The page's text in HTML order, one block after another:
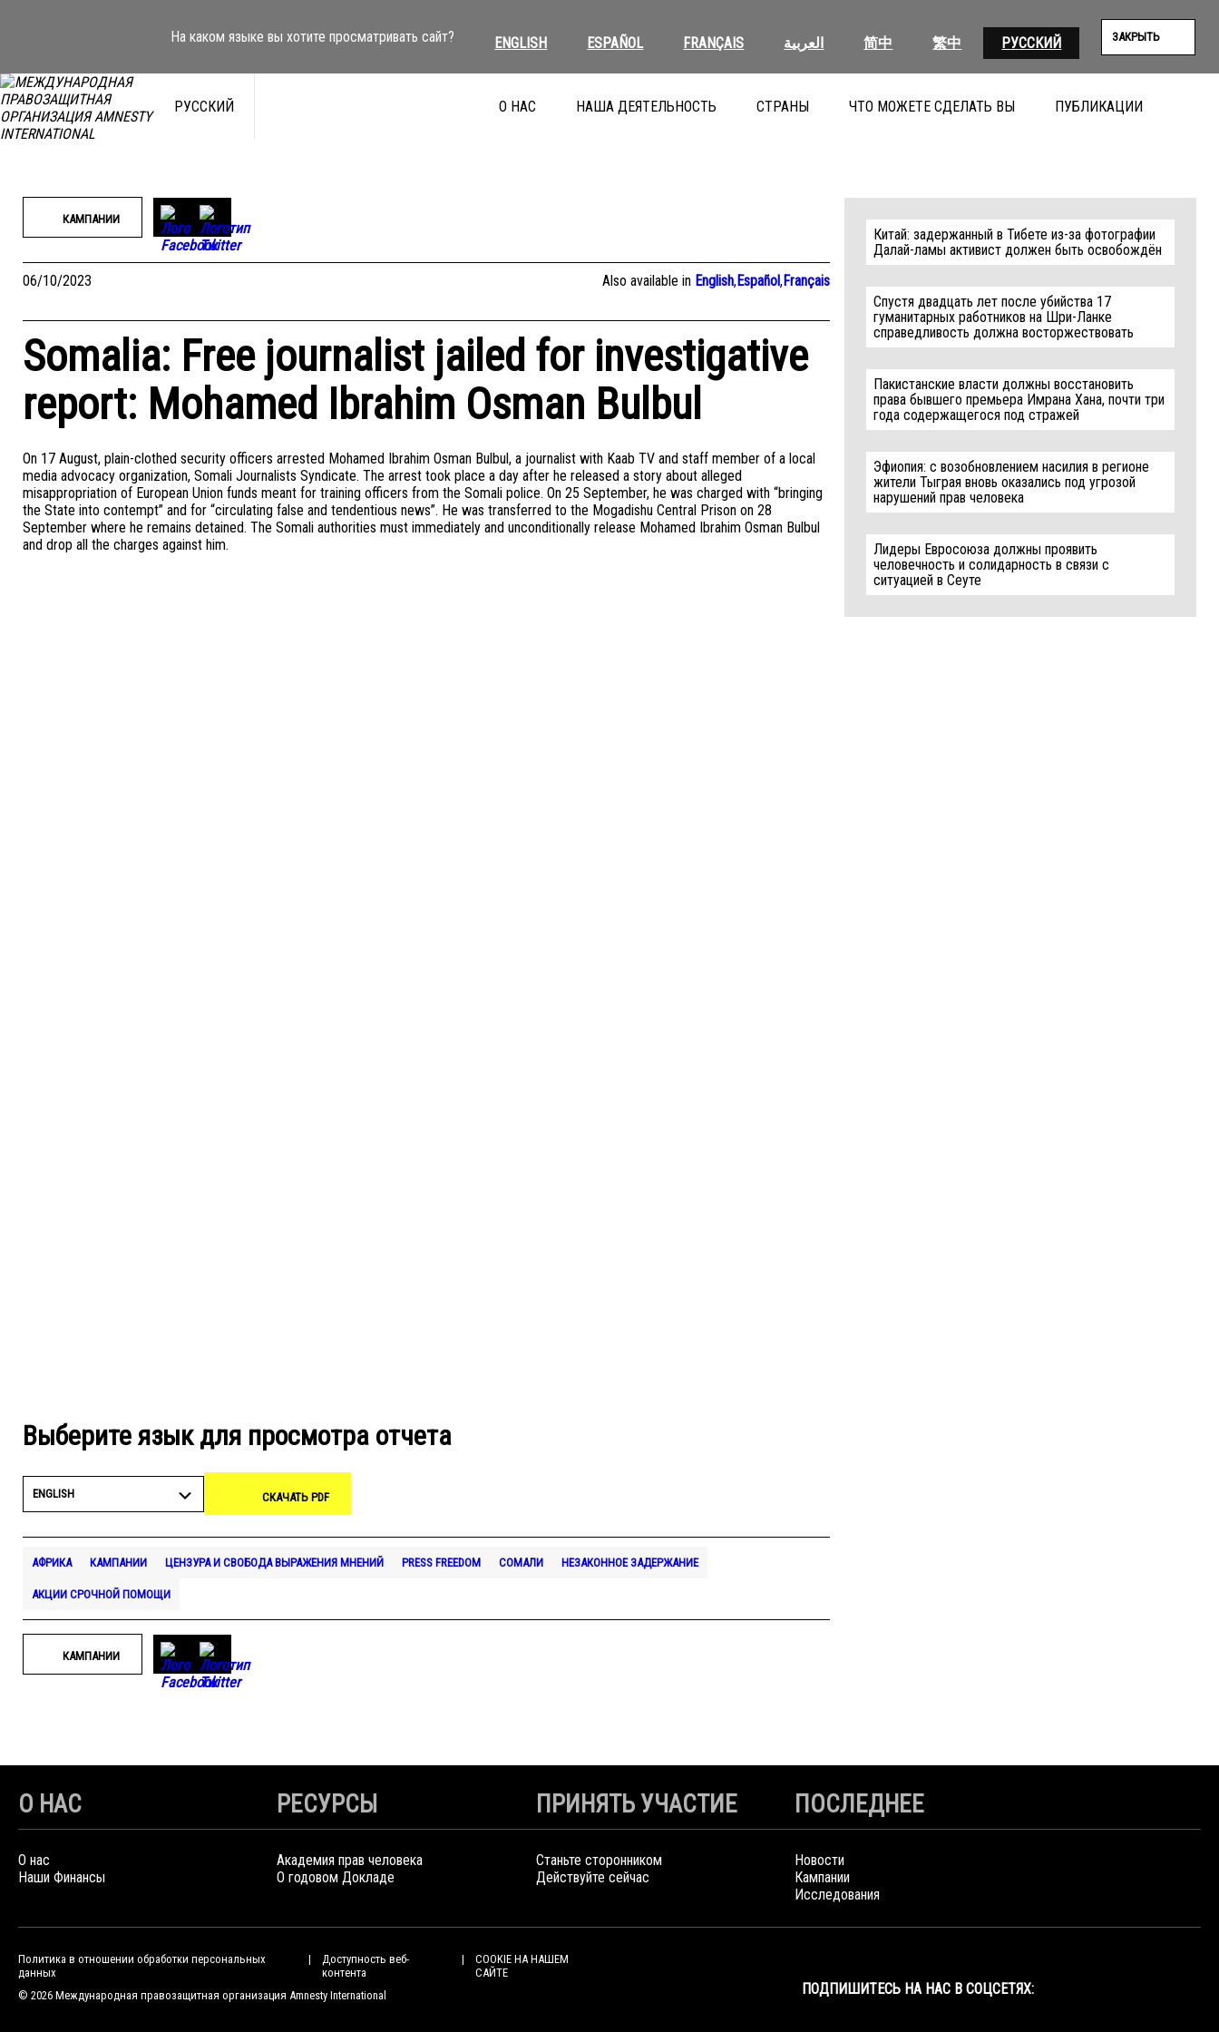
На каком языке вы хотите просматривать сайт? ENGLISH ESPAÑOL FRANÇAIS العربية 简中 繁中 РУССКИЙ ЗАКРЫТЬ
РУССКИЙ О НАС НАША ДЕЯТЕЛЬНОСТЬ СТРАНЫ ЧТО МОЖЕТЕ СДЕЛАТЬ ВЫ ПУБЛИКАЦИИ
КАМПАНИИ
06/10/2023 Also available in English,Español,Français
Somalia: Free journalist jailed for investigative
report: Mohamed Ibrahim Osman Bulbul
On 17 August, plain-clothed security officers arrested Mohamed Ibrahim Osman Bulbul, a journalist with Kaab TV and staff member of a local
media advocacy organization, Somali Journalists Syndicate. The arrest took place a day after he released a story about alleged
misappropriation of European Union funds meant for training officers from the Somali police. On 25 September, he was charged with “bringing
the State into contempt” and for “circulating false and tendentious news”. He was transferred to the Mogadishu Central Prison on 28
September where he remains detained. The Somali authorities must immediately and unconditionally release Mohamed Ibrahim Osman Bulbul
and drop all the charges against him.
Выберите язык для просмотра отчета
ENGLISH СКАЧАТЬ PDF
АФРИКА КАМПАНИИ ЦЕНЗУРА И СВОБОДА ВЫРАЖЕНИЯ МНЕНИЙ PRESS FREEDOM СОМАЛИ НЕЗАКОННОЕ ЗАДЕРЖАНИЕ
АКЦИИ СРОЧНОЙ ПОМОЩИ
КАМПАНИИ
Китай: задержанный в Тибете из-за фотографии
Далай-ламы активист должен быть освобождён
Спустя двадцать лет после убийства 17
гуманитарных работников на Шри-Ланке
справедливость должна восторжествовать
Пакистанские власти должны восстановить
права бывшего премьера Имрана Хана, почти три
года содержащегося под стражей
Эфиопия: с возобновлением насилия в регионе
жители Тыграя вновь оказались под угрозой
нарушений прав человека
Лидеры Евросоюза должны проявить
человечность и солидарность в связи с
ситуацией в Сеуте
О НАС
О нас
Наши Финансы
РЕСУРСЫ
Академия прав человека
О годовом Докладе
ПРИНЯТЬ УЧАСТИЕ
Станьте сторонником
Действуйте сейчас
ПОСЛЕДНЕЕ
Новости
Кампании
Исследования
Политика в отношении обработки персональных
данных
Доступность веб-
контента
COOKIE НА НАШЕМ
САЙТЕ
© 2026 Международная правозащитная организация Amnesty International
ПОДПИШИТЕСЬ НА НАС В СОЦСЕТЯХ: